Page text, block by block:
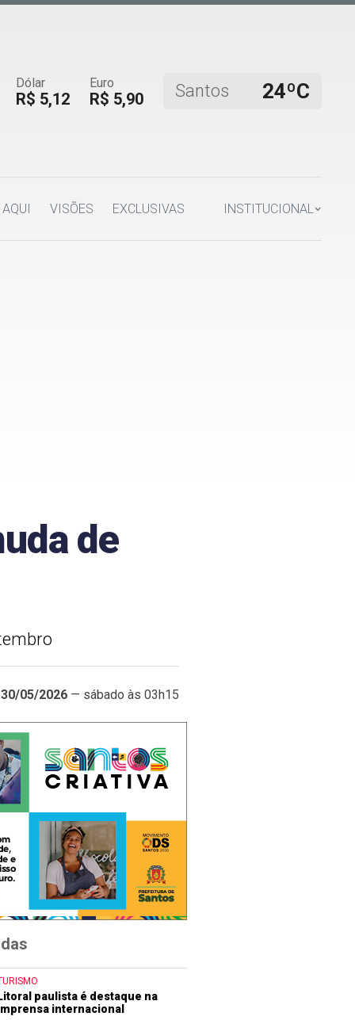
Dólar
R$ 5,12
Euro
R$ 5,90 Santos 24ºC
VISÕES EXCLUSIVAS INSTITUCIONAL
de
30/05/2026 — sábado às 03h15
Litoral paulista é destaque na
internacional